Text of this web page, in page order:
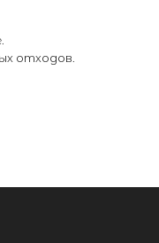
отходов.